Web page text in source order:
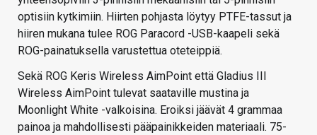
optisiin kytkimiin. Hiirten pohjasta löytyy PTFE-tassut ja
hiiren mukana tulee ROG Paracord -USB-kaapeli sekä
ROG-painatuksella varustettua oteteippiä.
Sekä ROG Keris Wireless AimPoint että Gladius III
Wireless AimPoint tulevat saataville mustina ja
Moonlight White -valkoisina. Eroiksi jäävät 4 grammaa
painoa ja mahdollisesti pääpainikkeiden materiaali. 75-